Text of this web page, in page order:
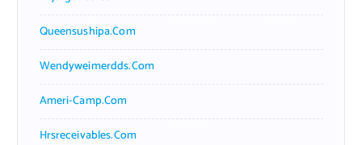
Queensushipa.com
Wendyweimerdds.com
Ameri-Camp.com
Hrsreceivables.com